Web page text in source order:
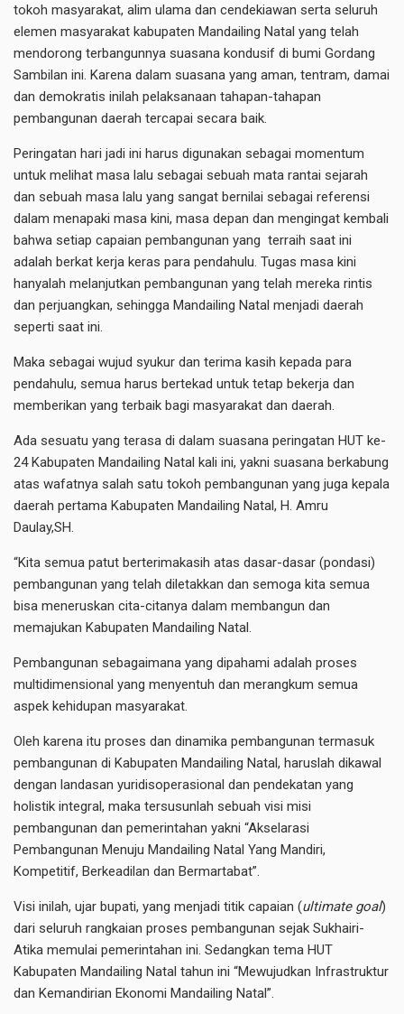
tokoh masyarakat, alim ulama dan cendekiawan serta seluruh
elemen masyarakat kabupaten Mandailing Natal yang telah
mendorong terbangunnya suasana kondusif di bumi Gordang
Sambilan ini. Karena dalam suasana yang aman, tentram, damai
dan demokratis inilah pelaksanaan tahapan-tahapan
pembangunan daerah tercapai secara baik.
Peringatan hari jadi ini harus digunakan sebagai momentum
untuk melihat masa lalu sebagai sebuah mata rantai sejarah
dan sebuah masa lalu yang sangat bernilai sebagai referensi
dalam menapaki masa kini, masa depan dan mengingat kembali
bahwa setiap capaian pembangunan yang terraih saat ini
adalah berkat kerja keras para pendahulu. Tugas masa kini
hanyalah melanjutkan pembangunan yang telah mereka rintis
dan perjuangkan, sehingga Mandailing Natal menjadi daerah
seperti saat ini.
Maka sebagai wujud syukur dan terima kasih kepada para
pendahulu, semua harus bertekad untuk tetap bekerja dan
memberikan yang terbaik bagi masyarakat dan daerah.
Ada sesuatu yang terasa di dalam suasana peringatan HUT ke-
24 Kabupaten Mandailing Natal kali ini, yakni suasana berkabung
atas wafatnya salah satu tokoh pembangunan yang juga kepala
daerah pertama Kabupaten Mandailing Natal, H. Amru
Daulay,SH.
“Kita semua patut berterimakasih atas dasar-dasar (pondasi)
pembangunan yang telah diletakkan dan semoga kita semua
bisa meneruskan cita-citanya dalam membangun dan
memajukan Kabupaten Mandailing Natal.
Pembangunan sebagaimana yang dipahami adalah proses
multidimensional yang menyentuh dan merangkum semua
aspek kehidupan masyarakat.
Oleh karena itu proses dan dinamika pembangunan termasuk
pembangunan di Kabupaten Mandailing Natal, haruslah dikawal
dengan landasan yuridisoperasional dan pendekatan yang
holistik integral, maka tersusunlah sebuah visi misi
pembangunan dan pemerintahan yakni “Akselarasi
Pembangunan Menuju Mandailing Natal Yang Mandiri,
Kompetitif, Berkeadilan dan Bermartabat”.
Visi inilah, ujar bupati, yang menjadi titik capaian (ultimate goal)
dari seluruh rangkaian proses pembangunan sejak Sukhairi-
Atika memulai pemerintahan ini. Sedangkan tema HUT
Kabupaten Mandailing Natal tahun ini “Mewujudkan Infrastruktur
dan Kemandirian Ekonomi Mandailing Natal”.